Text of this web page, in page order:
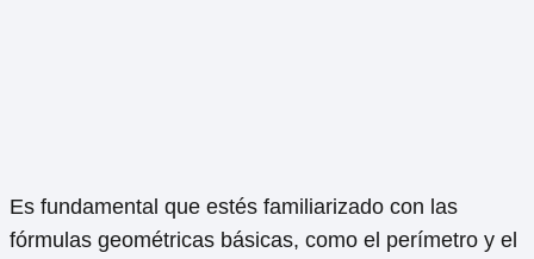
Es fundamental que estés familiarizado con las
fórmulas geométricas básicas, como el perímetro y el